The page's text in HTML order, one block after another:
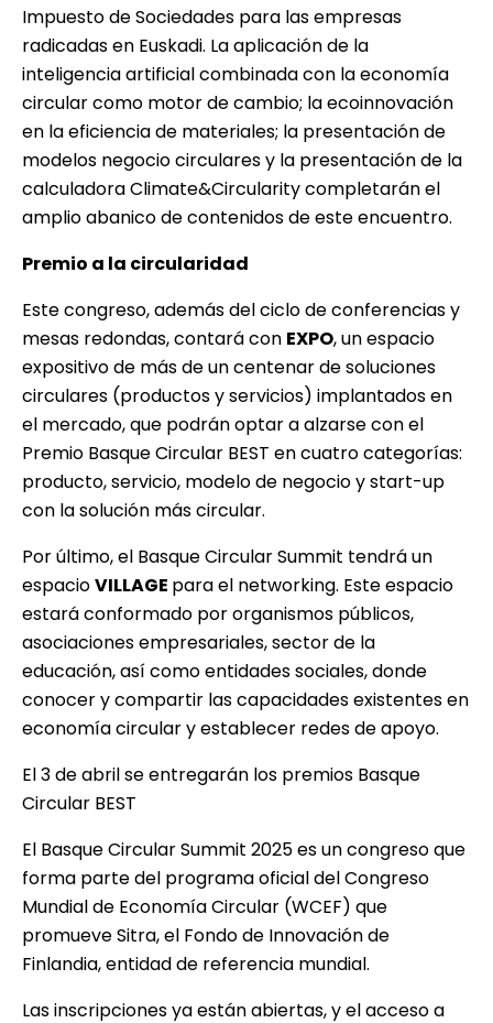
Impuesto de Sociedades para las empresas
radicadas en Euskadi. La aplicación de la
inteligencia artificial combinada con la economía
circular como motor de cambio; la ecoinnovación
en la eficiencia de materiales; la presentación de
modelos negocio circulares y la presentación de la
calculadora Climate&Circularity completarán el
amplio abanico de contenidos de este encuentro.
Premio a la circularidad
Este congreso, además del ciclo de conferencias y
mesas redondas, contará con EXPO, un espacio
expositivo de más de un centenar de soluciones
circulares (productos y servicios) implantados en
el mercado, que podrán optar a alzarse con el
Premio Basque Circular BEST en cuatro categorías:
producto, servicio, modelo de negocio y start-up
con la solución más circular.
Por último, el Basque Circular Summit tendrá un
espacioVILLAGE para el networking. Este espacio
estará conformado por organismos públicos,
asociaciones empresariales, sector de la
educación, así como entidades sociales, donde
conocer y compartir las capacidades existentes en
economía circular y establecer redes de apoyo.
El 3 de abril se entregarán los premios Basque
Circular BEST
El Basque Circular Summit 2025 es un congreso que
forma parte del programa oficial delCongreso
Mundial de Economía Circular (WCEF) que
promueve Sitra, el Fondo de Innovación de
Finlandia, entidad de referencia mundial.
Las inscripciones ya están abiertas, y el acceso a